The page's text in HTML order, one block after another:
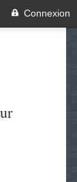
Connexion